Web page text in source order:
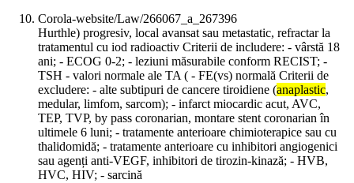
Corola-website/Law/266067_a_267396
Hurthle) progresiv, local avansat sau metastatic, refractar la
tratamentul cu iod radioactiv Criterii de includere: - vârstă 18
ani; - ECOG 0-2; - leziuni măsurabile conform RECIST; -
TSH - valori normale ale TA ( - FE(vs) normală Criterii de
excludere: - alte subtipuri de cancere tiroidiene (anaplastic,
medular, limfom, sarcom); - infarct miocardic acut, AVC,
TEP, TVP, by pass coronarian, montare stent coronarian în
ultimele 6 luni; - tratamente anterioare chimioterapice sau cu
thalidomidă; - tratamente anterioare cu inhibitori angiogenici
sau agenți anti-VEGF, inhibitori de tirozin-kinază; - HVB,
HVC, HIV; - sarcină